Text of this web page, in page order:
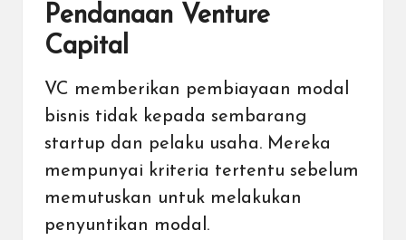
Pendanaan Venture
Capital
VC memberikan pembiayaan modal
bisnis tidak kepada sembarang
startup dan pelaku usaha. Mereka
mempunyai kriteria tertentu sebelum
memutuskan untuk melakukan
penyuntikan modal.